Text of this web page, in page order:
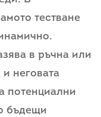
тестване
в ръчна или
неговата
потенциални
бъдещи